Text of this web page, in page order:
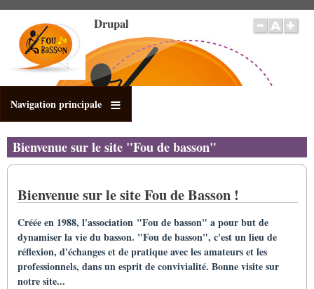
contenuto
principale
Drupal
Navigation principale
Bienvenue sur le site "Fou de basson"
Bienvenue sur le site Fou de Basson !
Créée en 1988, l'association "Fou de basson" a pour but de
dynamiser la vie du basson. "Fou de basson", c'est un lieu de
réflexion, d'échanges et de pratique avec les amateurs et les
professionnels, dans un esprit de convivialité. Bonne visite sur
notre site...